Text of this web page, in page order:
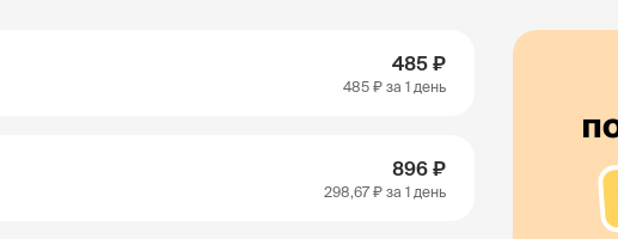
485 ₽
485 ₽ за 1 день
896 ₽
298,67 ₽ за 1 день